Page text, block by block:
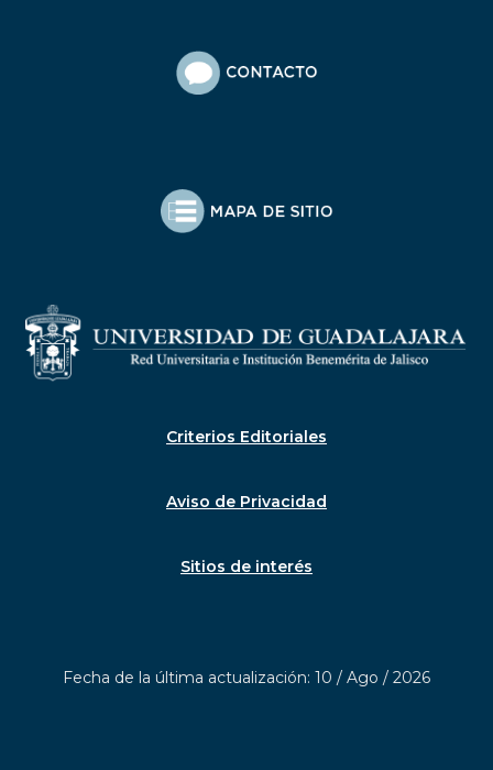
Criterios Editoriales
Aviso de Privacidad
Sitios de interés
Fecha de la última actualización: 10 / Ago / 2026